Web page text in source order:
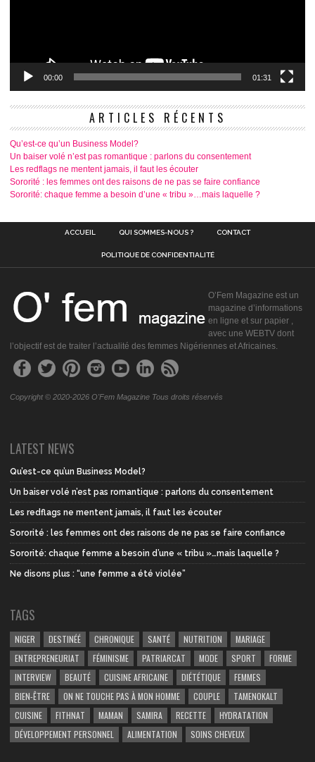
00:00 01:31
ARTICLES RÉCENTS
Qu’est-ce qu’un Business Model?
Un baiser volé n’est pas romantique : parlons du consentement
Les redflags ne mentent jamais, il faut les écouter
Sororité : les femmes ont des raisons de ne pas se faire confiance
Sororité: chaque femme a besoin d’une « tribu »…mais laquelle ?
ACCUEIL QUI SOMMES-NOUS ? CONTACT
POLITIQUE DE CONFIDENTIALITÉ
O’Fem Magazine est un
magazine d’informations
en ligne et sur papier ,
avec une WEBTV dont
l’objectif est de traiter l’actualité des femmes Nigériennes et Africaines.
Copyright © 2020-2026 O'Fem Magazine Tous droits réservés
LATEST NEWS
Qu’est-ce qu’un Business Model?
Un baiser volé n’est pas romantique : parlons du consentement
Les redflags ne mentent jamais, il faut les écouter
Sororité : les femmes ont des raisons de ne pas se faire confiance
Sororité: chaque femme a besoin d’une « tribu »…mais laquelle ?
Ne disons plus : “une femme a été violée”
TAGS
NIGER DESTINÉÉ CHRONIQUE SANTÉ NUTRITION
MARIAGE
ENTREPRENEURIAT
FÉMINISME PATRIARCAT MODE SPORT
FORME
INTERVIEW
BEAUTÉ CUISINE AFRICAINE DIÉTÉTIQUE
FEMMES
BIEN-ÊTRE
ON NE TOUCHE PAS À MON HOMME COUPLE
TAMENOKALT
CUISINE
FITHNAT MAMAN SAMIRA RECETTE
HYDRATATION
DÉVELOPPEMENT PERSONNEL
ALIMENTATION SOINS CHEVEUX